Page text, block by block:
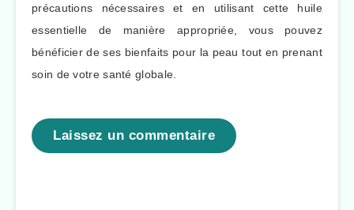
précautions nécessaires et en utilisant cette huile
essentielle de manière appropriée, vous pouvez
bénéficier de ses bienfaits pour la peau tout en prenant
soin de votre santé globale.
Laissez un commentaire